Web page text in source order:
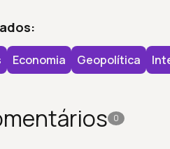
Economia Geopolítica
0